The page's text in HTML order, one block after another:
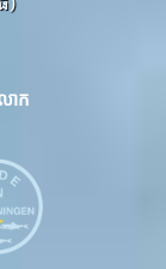
ោក